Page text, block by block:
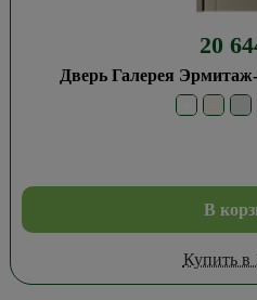
20
Дверь Галерея
В
Купить в